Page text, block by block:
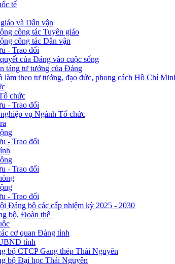
tế
và Dân vận
công tác Tuyên giáo
công tác Dân vận
- Trao đổi
của Đảng vào cuộc sống
tảng tư tưởng của Đảng
làm theo tư tưởng, đạo đức, phong cách Hồ Chí
chức
- Trao đổi
vụ Ngành Tổ chức
- Trao đổi
- Trao đổi
- Trao đổi
Đảng bộ các cấp nhiệm kỳ 2025 - 2030
bộ, Đoàn thể
cơ quan Đảng tỉnh
tỉnh
bộ CTCP Gang thép Thái Nguyên
bộ Đại học Thái Nguyên